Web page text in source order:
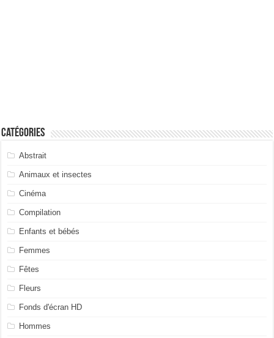
Catégories
Abstrait
Animaux et insectes
Cinéma
Compilation
Enfants et bébés
Femmes
Fêtes
Fleurs
Fonds d'écran HD
Hommes